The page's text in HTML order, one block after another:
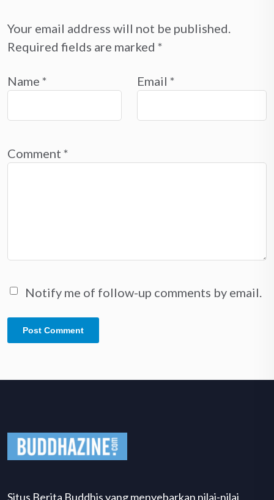
Your email address will not be published.
Required fields are marked *
Name * Email *
Comment *
Notify me of follow-up comments by email.
Situs Berita Buddhis yang menyebarkan nilai-nilai